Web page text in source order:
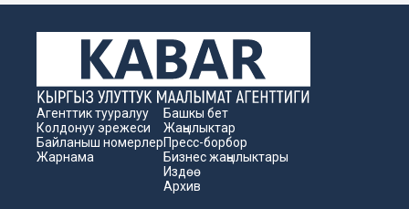
Агенттик тууралуу
Колдонуу эрежеси
Байланыш номерлер
Жарнама
Башкы бет
Жаңылыктар
Пресс-борбор
Бизнес жаңылыктары
Издөө
Архив